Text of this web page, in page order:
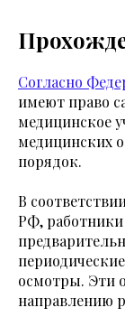
Согласно
имеют право
медицинское
медицинских
порядок.
В
РФ, работники
осмотры. Эти
направлению